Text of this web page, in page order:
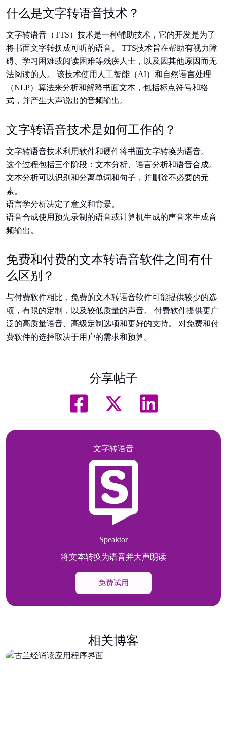
什么是文字转语音技术？
文字转语音（TTS）技术是一种辅助技术，它的开发是为了
将书面文字转换成可听的语音。 TTS技术旨在帮助有视力障
碍、学习困难或阅读困难等残疾人士，以及因其他原因而无
法阅读的人。 该技术使用人工智能（AI）和自然语言处理
（NLP）算法来分析和解释书面文本，包括标点符号和格
式，并产生大声说出的音频输出。
文字转语音技术是如何工作的？
文字转语音技术利用软件和硬件将书面文字转换为语音。
这个过程包括三个阶段：文本分析、语言分析和语音合成。
文本分析可以识别和分离单词和句子，并删除不必要的元
素。
语言学分析决定了意义和背景。
语音合成使用预先录制的语音或计算机生成的声音来生成音
频输出。
免费和付费的文本转语音软件之间有什
么区别？
与付费软件相比，免费的文本转语音软件可能提供较少的选
项，有限的定制，以及较低质量的声音。 付费软件提供更广
泛的高质量语音、高级定制选项和更好的支持。 对免费和付
费软件的选择取决于用户的需求和预算。
分享帖子
文字转语音
Speaktor
将文本转换为语音并大声朗读
免费试用
相关博客